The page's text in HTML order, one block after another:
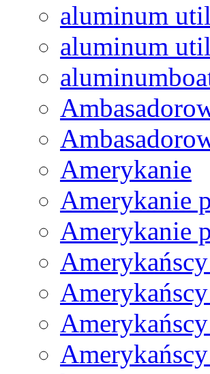
aluminum
aluminum
Amerykanie
Amerykanie
Amerykanie
Amerykańscy